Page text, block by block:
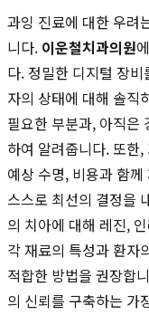
과잉 진료에 대한 우려
니다. 이운철치과의원
다. 정밀한 디지털 장
자의 상태에 대해 솔직
필요한 부분과, 아직은
하여 알려줍니다. 또한
예상 수명, 비용과 함
스스로 최선의 결정을
의 치아에 대해 레진,
각 재료의 특성과 환자
적합한 방법을 권장합
의 신뢰를 구축하는 가